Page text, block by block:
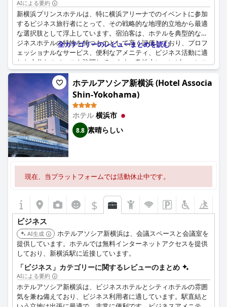
AIによる要約
新横浜プリンスホテルは、特に横浜アリーナでのイベントに参加
するビジネス旅行者にとって、その戦略的な地理的立地から最適
な選択肢として浮上しています。宿泊客は、ホテルを典型的なビ
ジネスホテルの特性を持つものとして高く評価しており、プロフ
ェッショナルなサービス、便利なアメニティ、ビジネス活動に適
した十分なスペースを強調しています。敷地内にコンビニエンス
ストアがあることも利便性を高め、必需品へのアクセスを容易に
しています。
客室の清掃やアメニティの不足に関するコメントがいくつかある
ものの、ホテルの施設はフォーマルなビジネス用途に合わせて十
分に調整されています。ゲストは特に美しい客室と、忙しい一日
の後に歓迎される壮大なシティビューを高く評価しています。
便利な交通機関との接続と中心的なロケーションは、その魅力を
さらに高め、市内を移動したり、ビジネス関連の用事を効率的に
済ませたりすることを容易にしています。ただし、ノートパソコ
ン用の3口コンセントの設置や、チェックイン時に特定のアメニ
ティが必要かどうかを積極的に尋ねるなど、改善の余地がありま
す。全体として、新横浜プリンスホテルはビジネス旅行者のニー
ズを効果的に満たし、快適さと利便性の両方を提供しています。
全カテゴリーのレビューまとめを読む
ホテルアソシア新横浜 (Hotel Associa
Shin-Yokohama)
ホテル横浜市
8.8 素晴らしい
現在、当プラットフォームでは活動休止中です。
$
ビジネス
AI生成
ホテルアソシア新横浜は、会議スペースと会議室を
提供しています。ホテルでは無料インターネットアクセスを提供
しており、新横浜駅に近接しています。
「ビジネス」カテゴリーに関するレビューのまとめ
AIによる要約
ホテルアソシア新横浜は、ビジネスホテルとシティホテルの雰囲
気を兼ね備えており、ビジネス利用者に適しています。駅直結と